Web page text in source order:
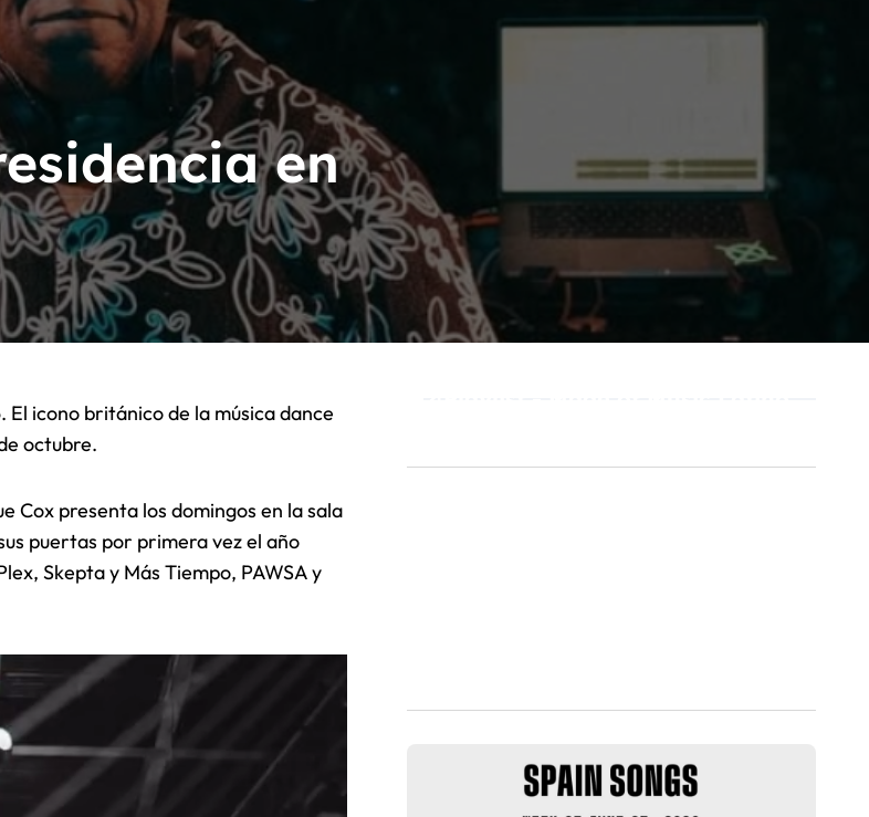
Maluma se une a Mr.Plata y El Americano 4KT con «Las Muñequitas Remix»
en
octubre.
Cox presenta los domingos en la sala
puertas por primera vez el año
Skepta y Más Tiempo, PAWSA y